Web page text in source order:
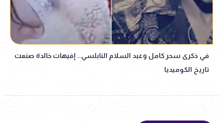
في ذكرى سحر كامل وعبد السلام النابلسي.. إفيهات خالدة صنعت
تاريخ الكوميديا